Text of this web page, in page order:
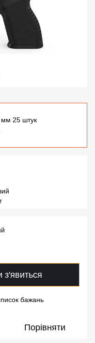
мм 25 штук
з'явиться
бажань
Порівняти